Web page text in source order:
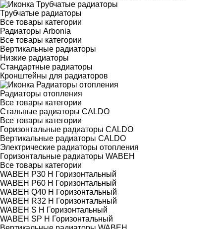
Трубчатые радиаторы
Все товары категории
Радиаторы Arbonia
Все товары категории
Вертикальные радиаторы
Низкие радиаторы
Стандартные радиаторы
Кронштейны для радиаторов
Радиаторы отопления
Все товары категории
Стальные радиаторы CALDO
Все товары категории
Горизонтальные радиаторы CALDO
Вертикальные радиаторы CALDO
Электрические радиаторы отопления
Горизонтальные радиаторы WABEH
Все товары категории
WABEH P30 H Горизонтальный
WABEH P60 H Горизонтальный
WABEH Q40 H Горизонтальный
WABEH R32 H Горизонтальный
WABEH S H Горизонтальный
WABEH SP H Горизонтальный